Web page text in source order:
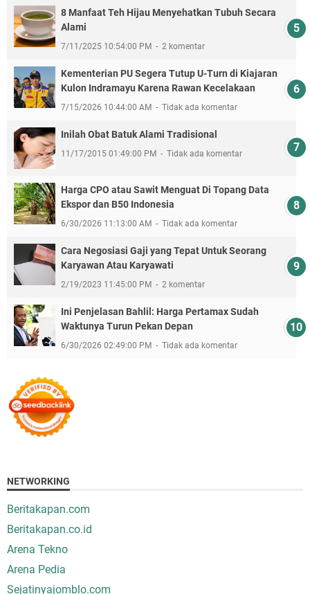
8 Manfaat Teh Hijau Menyehatkan Tubuh Secara
Alami
7/11/2025 10:54:00 PM 2 komentar
Kementerian PU Segera Tutup U-Turn di Kiajaran
Kulon Indramayu Karena Rawan Kecelakaan
7/15/2026 10:44:00 AM Tidak ada komentar
Inilah Obat Batuk Alami Tradisional
11/17/2015 01:49:00 PM Tidak ada komentar
Harga CPO atau Sawit Menguat Di Topang Data
Ekspor dan B50 Indonesia
6/30/2026 11:13:00 AM Tidak ada komentar
Cara Negosiasi Gaji yang Tepat Untuk Seorang
Karyawan Atau Karyawati
2/19/2023 11:45:00 PM 2 komentar
Ini Penjelasan Bahlil: Harga Pertamax Sudah
Waktunya Turun Pekan Depan
6/30/2026 02:49:00 PM Tidak ada komentar
NETWORKING
Beritakapan.com
Beritakapan.co.id
Arena Tekno
Arena Pedia
Sejatinyajomblo.com